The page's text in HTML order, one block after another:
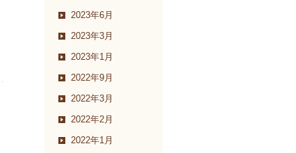
2023年6月
2023年3月
2023年1月
2022年9月
2022年3月
2022年2月
2022年1月